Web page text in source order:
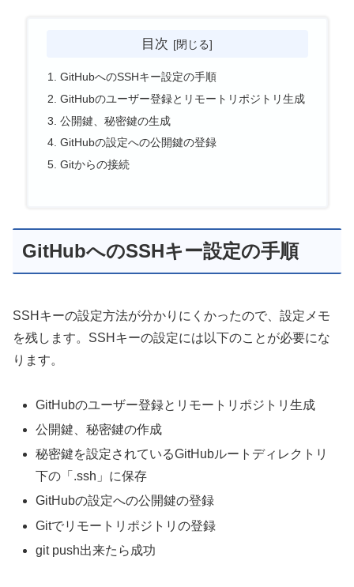
目次
GitHubへのSSHキー設定の手順
GitHubのユーザー登録とリモートリポジトリ生成
公開鍵、秘密鍵の生成
GitHubの設定への公開鍵の登録
Gitからの接続
GitHubへのSSHキー設定の手順
SSHキーの設定方法が分かりにくかったので、設定メモ
を残します。SSHキーの設定には以下のことが必要にな
ります。
GitHubのユーザー登録とリモートリポジトリ生成
公開鍵、秘密鍵の作成
秘密鍵を設定されているGitHubルートディレクトリ
下の「.ssh」に保存
GitHubの設定への公開鍵の登録
Gitでリモートリポジトリの登録
git push出来たら成功